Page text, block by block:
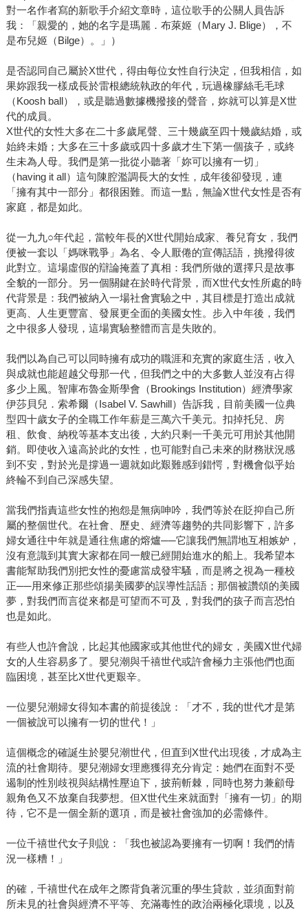
對一名作者寫的新歌手介紹文章時，這位歌手的公關人員告訴
我：「親愛的，她的名字是瑪麗．布萊姬（Mary J. Blige），不
是布兒姬（Bilge）。」）
是否認同自己屬於X世代，得由每位女性自行決定，但我相信，如
果妳跟我一樣成長於雷根總統執政的年代，玩過橡膠絲毛毛球
（Koosh ball），或是聽過數據機撥接的聲音，妳就可以算是X世
代的成員。
X世代的女性大多在二十多歲尾聲、三十幾歲至四十幾歲結婚，或
始終未婚；大多在三十多歲或四十多歲才生下第一個孩子，或終
生未為人母。我們是第一批從小聽著「妳可以擁有一切」
（having it all）這句陳腔濫調長大的女性，成年後卻發現，連
「擁有其中一部分」都很困難。而這一點，無論X世代女性是否有
家庭，都是如此。
從一九九○年代起，當較年長的X世代開始成家、養兒育女，我們
便被一套以「媽咪戰爭」為名、令人厭倦的宣傳話語，挑撥得彼
此對立。這場虛假的辯論掩蓋了真相：我們所做的選擇只是故事
全貌的一部分。另一個關鍵在於時代背景，而X世代女性所處的時
代背景是：我們被納入一場社會實驗之中，其目標是打造出成就
更高、人生更豐富、發展更全面的美國女性。步入中年後，我們
之中很多人發現，這場實驗整體而言是失敗的。
我們以為自己可以同時擁有成功的職涯和充實的家庭生活，收入
與成就也能超越父母那一代，但我們之中的大多數人並沒有占得
多少上風。智庫布魯金斯學會（Brookings Institution）經濟學家
伊莎貝兒．索希爾（Isabel V. Sawhill）告訴我，目前美國一位典
型四十歲女子的全職工作年薪是三萬六千美元。扣掉托兒、房
租、飲食、納稅等基本支出後，大約只剩一千美元可用於其他開
銷。即使收入遠高於此的女性，也可能對自己未來的財務狀況感
到不安，對於光是撐過一週就如此艱難感到錯愕，對機會似乎始
終輪不到自己深感失望。
當我們指責這些女性的抱怨是無病呻吟，我們等於在貶抑自己所
屬的整個世代。在社會、歷史、經濟等趨勢的共同影響下，許多
婦女通往中年就是通往焦慮的熔爐──它讓我們無謂地互相嫉妒，
沒有意識到其實大家都在同一艘已經開始進水的船上。我希望本
書能幫助我們別把女性的憂慮當成發牢騷，而是將之視為一種校
正──用來修正那些頌揚美國夢的誤導性話語；那個被讚頌的美國
夢，對我們而言從來都是可望而不可及，對我們的孩子而言恐怕
也是如此。
有些人也許會說，比起其他國家或其他世代的婦女，美國X世代婦
女的人生容易多了。嬰兒潮與千禧世代或許會極力主張他們也面
臨困境，甚至比X世代更艱辛。
一位嬰兒潮婦女得知本書的前提後說：「才不，我的世代才是第
一個被說可以擁有一切的世代！」
這個概念的確誕生於嬰兒潮世代，但直到X世代出現後，才成為主
流的社會期待。嬰兒潮婦女理應獲得充分肯定：她們在面對不受
遏制的性別歧視與結構性壓迫下，披荊斬棘，同時也努力兼顧母
親角色又不放棄自我夢想。但X世代生來就面對「擁有一切」的期
待，它不是一個全新的選項，而是被社會強加的必需條件。
一位千禧世代女子則說：「我也被認為要擁有一切啊！我們的情
況一樣糟！」
的確，千禧世代在成年之際背負著沉重的學生貸款，並須面對前
所未見的社會與經濟不平等、充滿毒性的政治兩極化環境，以及